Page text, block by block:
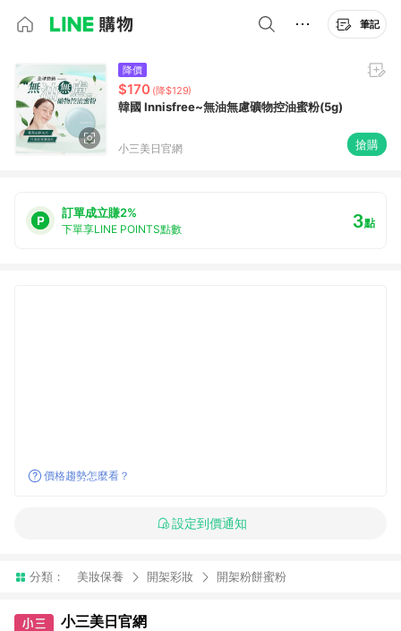
筆記
降價
$170 (降$129)
韓國 Innisfree~無油無慮礦物控油蜜粉(5g)
小三美日官網 搶購
訂單成立賺2%
下單享LINE POINTS點數 3點
價格趨勢怎麼看？
設定到價通知
分類： 美妝保養 開架彩妝 開架粉餅蜜粉
小三美日官網